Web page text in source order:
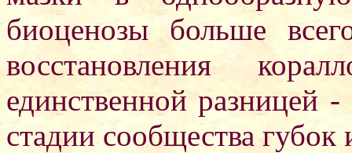
биоценозы больше
восстановления
единственной разницей -
стадии сообщества губок